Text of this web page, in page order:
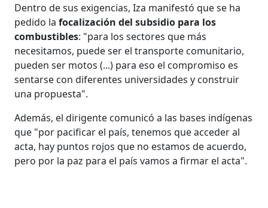
Dentro de sus exigencias, Iza manifestó que se ha
pedido lafocalización del subsidio para los
combustibles: "para los sectores que más
necesitamos, puede ser el transporte comunitario,
pueden ser motos (...) para eso el compromiso es
sentarse con diferentes universidades y construir
una propuesta".
Además, el dirigente comunicó a las bases indígenas
que "por pacificar el país, tenemos que acceder al
acta, hay puntos rojos que no estamos de acuerdo,
pero por la paz para el país vamos a firmar el acta".